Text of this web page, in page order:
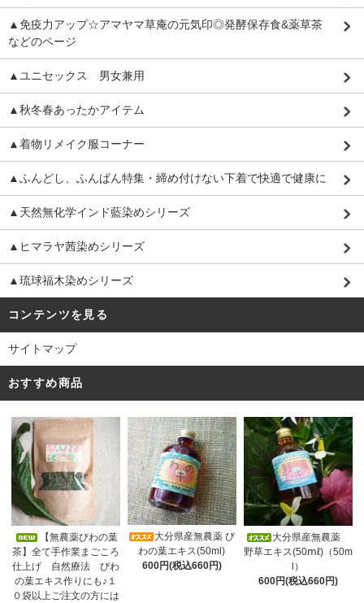
▲免疫力アップ☆アマヤマ草庵の元気印◎発酵保存食&薬草茶
などのページ
▲ユニセックス 男女兼用
▲秋冬春あったかアイテム
▲着物リメイク服コーナー
▲ふんどし、ふんぱん特集・締め付けない下着で快適で健康に
▲天然無化学インド藍染めシリーズ
▲ヒマラヤ茜染めシリーズ
▲琉球福木染めシリーズ
コンテンツを見る
サイトマップ
おすすめ商品
【無農薬びわの葉
茶】全て手作業まごころ
仕上げ 自然療法 びわ
の葉エキス作りにも♪１
０袋以上ご注文の方には
大分県産無農薬 び
わの葉エキス(50ml)
600円(税込660円)
大分県産無農薬
野草エキス(50ⅿℓ)（50m
l）
600円(税込660円)